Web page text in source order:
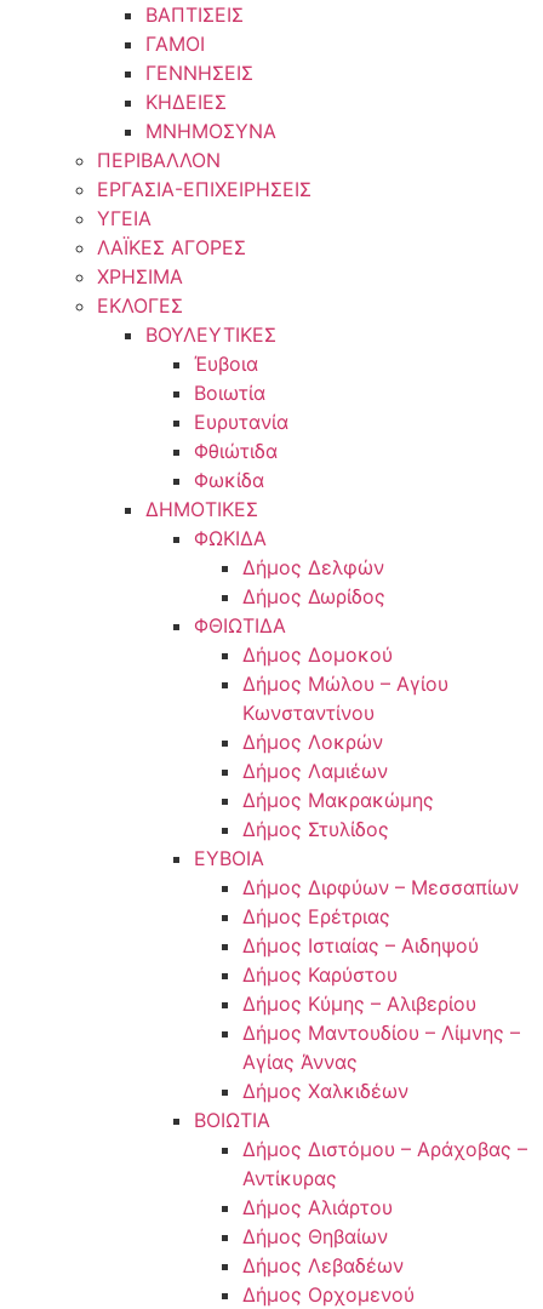
ΒΑΠΤΙΣΕΙΣ
ΓΑΜΟΙ
ΓΕΝΝΗΣΕΙΣ
ΚΗΔΕΙΕΣ
ΜΝΗΜΟΣΥΝΑ
ΠΕΡΙΒΑΛΛΟΝ
ΕΡΓΑΣΙΑ-ΕΠΙΧΕΙΡΗΣΕΙΣ
ΥΓΕΙΑ
ΛΑΪΚΕΣ ΑΓΟΡΕΣ
ΧΡΗΣΙΜΑ
ΕΚΛΟΓΕΣ
ΒΟΥΛΕΥΤΙΚΕΣ
Έυβοια
Βοιωτία
Ευρυτανία
Φθιώτιδα
Φωκίδα
ΔΗΜΟΤΙΚΕΣ
ΦΩΚΙΔΑ
Δήμος Δελφών
Δήμος Δωρίδος
ΦΘΙΩΤΙΔΑ
Δήμος Δομοκού
Δήμος Μώλου – Αγίου
Κωνσταντίνου
Δήμος Λοκρών
Δήμος Λαμιέων
Δήμος Μακρακώμης
Δήμος Στυλίδος
ΕΥΒΟΙΑ
Δήμος Διρφύων – Μεσσαπίων
Δήμος Ερέτριας
Δήμος Ιστιαίας – Αιδηψού
Δήμος Καρύστου
Δήμος Κύμης – Αλιβερίου
Δήμος Μαντουδίου – Λίμνης –
Αγίας Άννας
Δήμος Χαλκιδέων
ΒΟΙΩΤΙΑ
Δήμος Διστόμου – Αράχοβας –
Αντίκυρας
Δήμος Αλιάρτου
Δήμος Θηβαίων
Δήμος Λεβαδέων
Δήμος Ορχομενού